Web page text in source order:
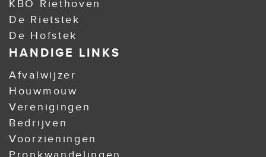
KBO Riethoven
De Rietstek
De Hofstek
HANDIGE LINKS
Afvalwijzer
Houwmouw
Verenigingen
Bedrijven
Voorzieningen
Pronkwandelingen